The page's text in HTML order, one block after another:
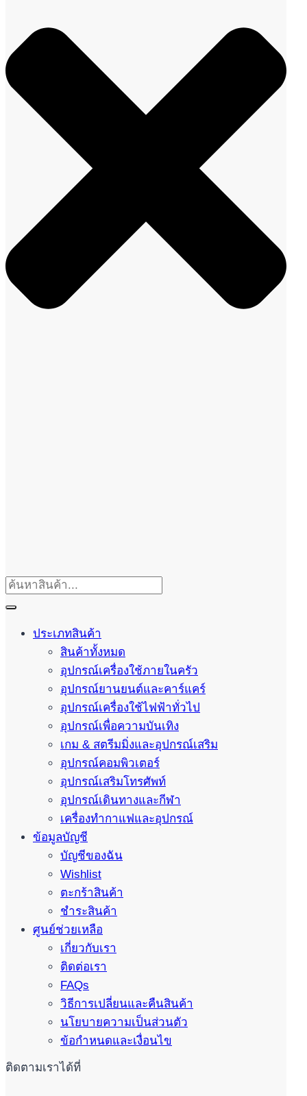
ประเภทสินค้า
สินค้าทั้งหมด
อุปกรณ์เครื่องใช้ภายในครัว
อุปกรณ์ยานยนต์และคาร์แคร์
อุปกรณ์เครื่องใช้ไฟฟ้าทั่วไป
อุปกรณ์เพื่อความบันเทิง
เกม & สตรีมมิ่งและอุปกรณ์เสริม
อุปกรณ์คอมพิวเตอร์
อุปกรณ์เสริมโทรศัพท์
อุปกรณ์เดินทางและกีฬา
เครื่องทำกาแฟและอุปกรณ์
ข้อมูลบัญชี
บัญชีของฉัน
Wishlist
ตะกร้าสินค้า
ชำระสินค้า
ศูนย์ช่วยเหลือ
เกี่ยวกับเรา
ติดต่อเรา
FAQs
วิธีการเปลี่ยนและคืนสินค้า
นโยบายความเป็นส่วนตัว
ข้อกำหนดและเงื่อนไข
ติดตามเราได้ที่